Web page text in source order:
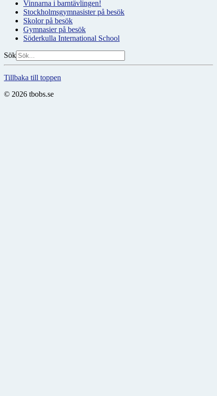
Vinnarna i barntävlingen!
Stockholmsgymnasister på besök
Skolor på besök
Gymnasier på besök
Söderkulla International School
Sök
Tillbaka till toppen
© 2026 tbobs.se